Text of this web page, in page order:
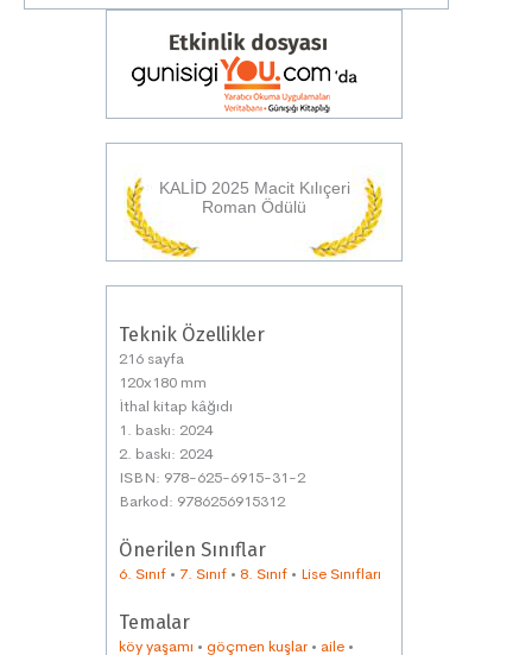
KALİD 2025 Macit Kılıçeri
Roman Ödülü
Teknik Özellikler
216 sayfa
120x180 mm
İthal kitap kâğıdı
1. baskı: 2024
2. baskı: 2024
ISBN: 978-625-6915-31-2
Barkod: 9786256915312
Önerilen Sınıflar
6. Sınıf • 7. Sınıf • 8. Sınıf • Lise Sınıfları
Temalar
köy yaşamı • göçmen kuşlar • aile •